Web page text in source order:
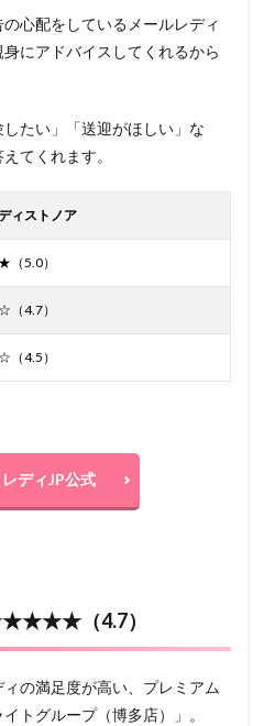
心配をしているメールレディ
にアドバイスしてくれるから
したい」「送迎がほしい」な
てくれます。
ィストノア
5.0）
4.7）
4.5）
ディJP公式
（4.7）
の満足度が高い、プレミアム
トグループ（博多店）」。